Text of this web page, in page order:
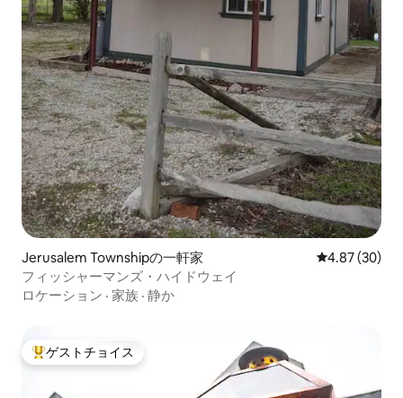
Jerusalem Townshipの一軒家 レビュー30
4.87 (30)
フィッシャーマンズ・ハイドウェイ
ロケーション · 家族 · 静か
大好評のゲストチョイスです。
ゲストチョイス